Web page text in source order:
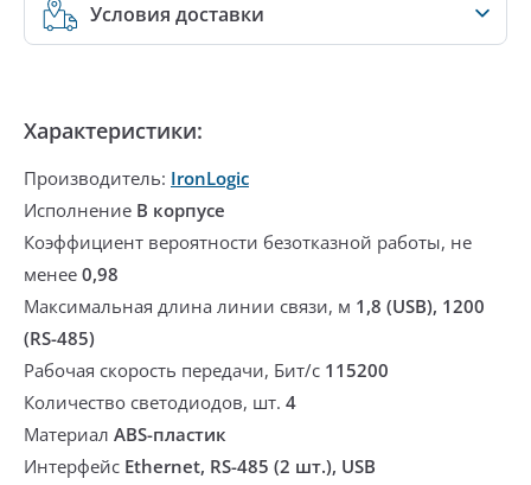
Условия доставки
Характеристики:
Производитель: IronLogic
Исполнение В корпусе
Коэффициент вероятности безотказной работы, не
менее 0,98
Максимальная длина линии связи, м 1,8 (USB), 1200
(RS-485)
Рабочая скорость передачи, Бит/с 115200
Количество светодиодов, шт. 4
Материал ABS-пластик
Интерфейс Ethernet, RS-485 (2 шт.), USB